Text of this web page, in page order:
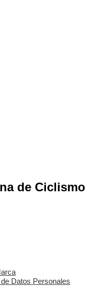
de Ciclismo
Datos Personales